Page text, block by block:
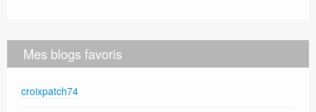
Mes blogs favoris
croixpatch74